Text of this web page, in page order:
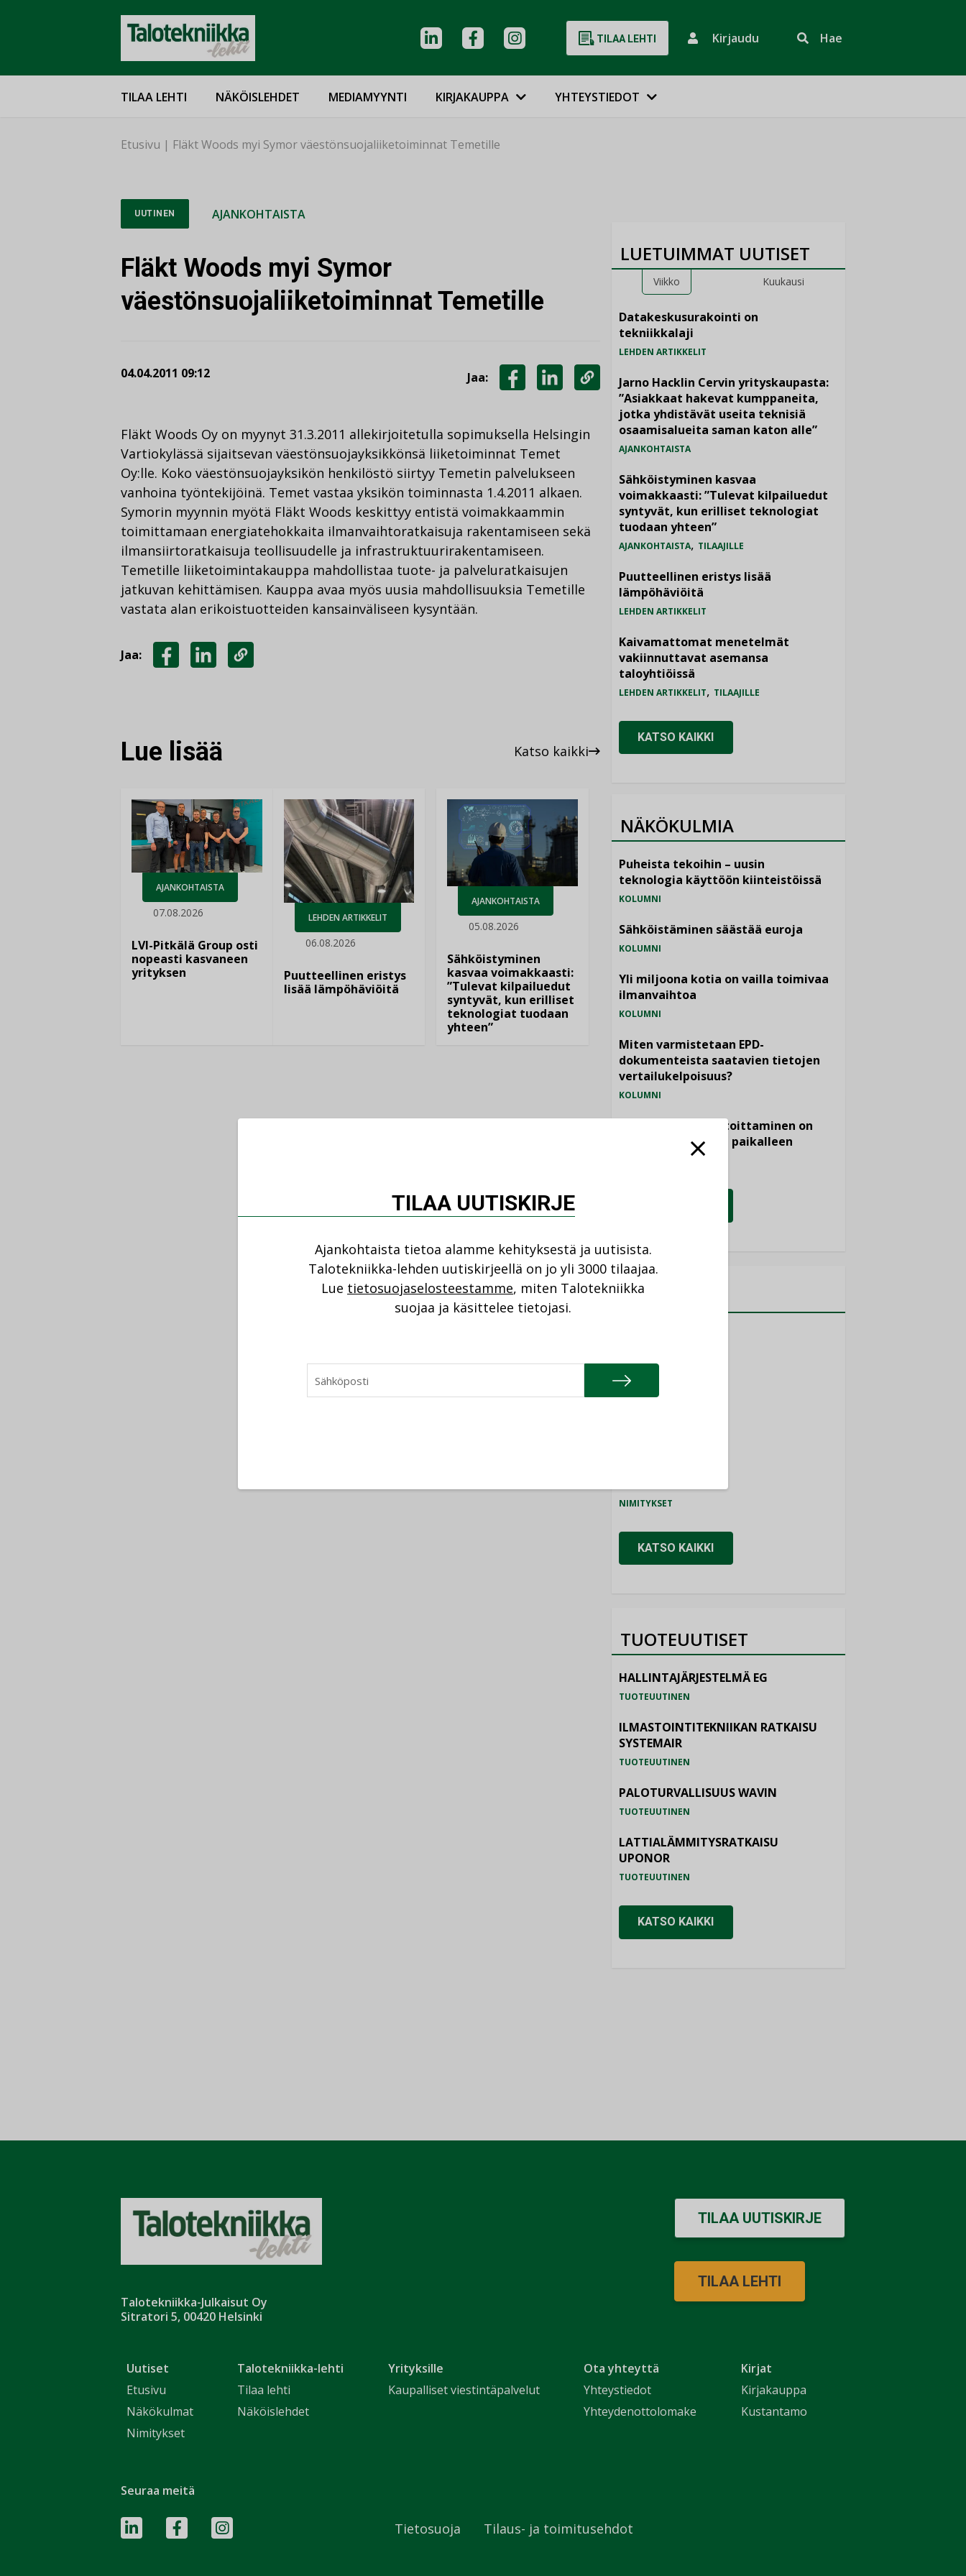
TILAA LEHTI Kirjaudu Hae
TILAA LEHTI NÄKÖISLEHDET MEDIAMYYNTI KIRJAKAUPPA YHTEYSTIEDOT
Etusivu | Fläkt Woods myi Symor väestönsuojaliiketoiminnat Temetille
UUTINEN AJANKOHTAISTA
Fläkt Woods myi Symor
väestönsuojaliiketoiminnat Temetille
04.04.2011 09:12 Jaa:
LINKEDINISSÄ
KOPIOI
LINKKI
Fläkt Woods Oy on myynyt 31.3.2011 allekirjoitetulla sopimuksella Helsingin
Vartiokylässä sijaitsevan väestönsuojayksikkönsä liiketoiminnat Temet
Oy:lle. Koko väestönsuojayksikön henkilöstö siirtyy Temetin palvelukseen
vanhoina työntekijöinä. Temet vastaa yksikön toiminnasta 1.4.2011 alkaen.
Symorin myynnin myötä Fläkt Woods keskittyy entistä voimakkaammin
toimittamaan energiatehokkaita ilmanvaihtoratkaisuja rakentamiseen sekä
ilmansiirtoratkaisuja teollisuudelle ja infrastruktuurirakentamiseen.
Temetille liiketoimintakauppa mahdollistaa tuote- ja palveluratkaisujen
jatkuvan kehittämisen. Kauppa avaa myös uusia mahdollisuuksia Temetille
vastata alan erikoistuotteiden kansainväliseen kysyntään.
Jaa:
Lue lisää Katso kaikki
AJANKOHTAISTA
07.08.2026
LVI-Pitkälä Group osti
nopeasti kasvaneen
yrityksen
LEHDEN ARTIKKELIT
06.08.2026
Puutteellinen eristys
lisää lämpöhäviöitä
AJANKOHTAISTA
05.08.2026
Sähköistyminen
kasvaa voimakkaasti:
”Tulevat kilpailuedut
syntyvät, kun erilliset
teknologiat tuodaan
yhteen”
LUETUIMMAT UUTISET
Viikko Kuukausi
Datakeskusurakointi on
tekniikkalaji
LEHDEN ARTIKKELIT
Jarno Hacklin Cervin yrityskaupasta:
”Asiakkaat hakevat kumppaneita,
jotka yhdistävät useita teknisiä
osaamisalueita saman katon alle”
AJANKOHTAISTA
Sähköistyminen kasvaa
voimakkaasti: ”Tulevat kilpailuedut
syntyvät, kun erilliset teknologiat
tuodaan yhteen”
AJANKOHTAISTA, TILAAJILLE
Puutteellinen eristys lisää
lämpöhäviöitä
LEHDEN ARTIKKELIT
Kaivamattomat menetelmät
vakiinnuttavat asemansa
taloyhtiöissä
LEHDEN ARTIKKELIT, TILAAJILLE
KATSO KAIKKI
NÄKÖKULMIA
Puheista tekoihin – uusin
teknologia käyttöön kiinteistöissä
KOLUMNI
Sähköistäminen säästää euroja
KOLUMNI
Yli miljoona kotia on vailla toimivaa
ilmanvaihtoa
KOLUMNI
Miten varmistetaan EPD-
dokumenteista saatavien tietojen
vertailukelpoisuus?
KOLUMNI
Vesi- ja viemärimitoittaminen on
jämähtänyt ajassa paikalleen
NIMITYKSET
Refair
NIMITYKSET
KATSO KAIKKI
TUOTEUUTISET
HALLINTAJÄRJESTELMÄ EG
TUOTEUUTINEN
ILMASTOINTITEKNIIKAN RATKAISU
SYSTEMAIR
TUOTEUUTINEN
PALOTURVALLISUUS WAVIN
TUOTEUUTINEN
LATTIALÄMMITYSRATKAISU
UPONOR
TUOTEUUTINEN
KATSO KAIKKI
Talotekniikka-Julkaisut Oy
Sitratori 5, 00420 Helsinki
Uutiset
Etusivu
Näkökulmat
Nimitykset
Talotekniikka-lehti
Tilaa lehti
Näköislehdet
Yrityksille
Kaupalliset viestintäpalvelut
Ota yhteyttä
Yhteystiedot
Yhteydenottolomake
Kirjat
Kirjakauppa
Kustantamo
TILAA UUTISKIRJE
TILAA LEHTI
Seuraa meitä
Tietosuoja Tilaus- ja toimitusehdot
TILAA UUTISKIRJE
Ajankohtaista tietoa alamme kehityksestä ja uutisista.
Talotekniikka-lehden uutiskirjeellä on jo yli 3000 tilaajaa.
Lue tietosuojaselosteestamme, miten Talotekniikka
suojaa ja käsittelee tietojasi.